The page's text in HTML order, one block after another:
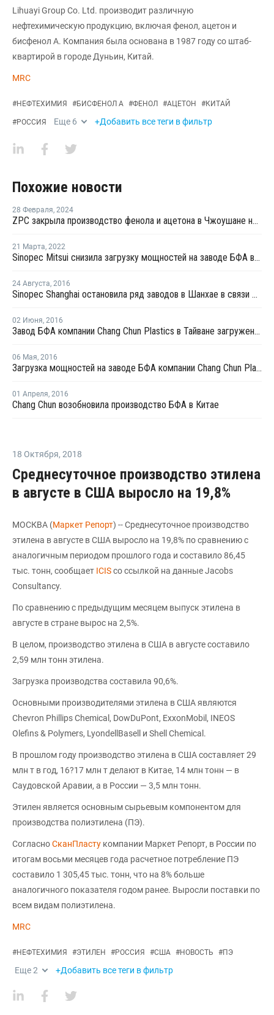
Lihuayi Group Co. Ltd. производит различную
нефтехимическую продукцию, включая фенол, ацетон и
бисфенол А. Компания была основана в 1987 году со штаб-
квартирой в городе Дуньин, Китай.
MRC
#НЕФТЕХИМИЯ #БИСФЕНОЛ А #ФЕНОЛ #АЦЕТОН #КИТАЙ
#РОССИЯ Еще 6 +Добавить все теги в фильтр
Похожие новости
28 Февраля, 2024
ZPC закрыла производство фенола и ацетона в Чжоушане на ремонт
21 Марта, 2022
Sinopec Mitsui снизила загрузку мощностей на заводе БФА в Китае до 85%
24 Августа, 2016
Sinopec Shanghai остановила ряд заводов в Шанхае в связи с проведением саммита G20 в начале сентября
02 Июня, 2016
Завод БФА компании Chang Chun Plastics в Тайване загружен в июне на 90%
06 Мая, 2016
Загрузка мощностей на заводе БФА компании Chang Chun Plastics в Китае составляет 90%
01 Апреля, 2016
Chang Chun возобновила производство БФА в Китае
18 Октября, 2018
Среднесуточное производство этилена
в августе в США выросло на 19,8%
МОСКВА (Маркет Репорт) -- Среднесуточное производство
этилена в августе в США выросло на 19,8% по сравнению с
аналогичным периодом прошлого года и составило 86,45
тыс. тонн, сообщает ICISсо ссылкой на данные Jacobs
Consultancy.
По сравнению с предыдущим месяцем выпуск этилена в
августе в стране вырос на 2,5%.
В целом, производство этилена в США в августе составило
2,59 млн тонн этилена.
Загрузка производства составила 90,6%.
Основными производителями этилена в США являются
Chevron Phillips Chemical, DowDuPont, ExxonMobil, INEOS
Olefins & Polymers, LyondellBasell и Shell Chemical.
В прошлом году производство этилена в США составляет 29
млн т в год, 16?17 млн т делают в Китае, 14 млн тонн — в
Саудовской Аравии, а в России — 3,5 млн тонн.
Этилен является основным сырьевым компонентом для
производства полиэтилена (ПЭ).
СогласноСканПласту компании Маркет Репорт, в России по
итогам восьми месяцев года расчетное потребление ПЭ
составило 1 305,45 тыс. тонн, что на 8% больше
аналогичного показателя годом ранее. Выросли поставки по
всем видам полиэтилена.
MRC
#НЕФТЕХИМИЯ #ЭТИЛЕН #РОССИЯ #США #НОВОСТЬ #ПЭ
Еще2 +Добавить все теги в фильтр